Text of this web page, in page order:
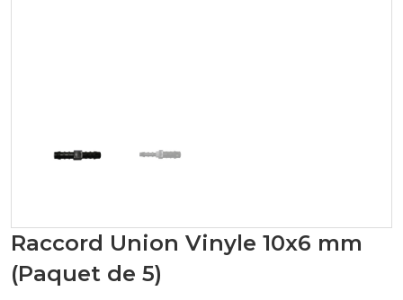
Raccord Union Vinyle 10x6 mm
(Paquet de 5)